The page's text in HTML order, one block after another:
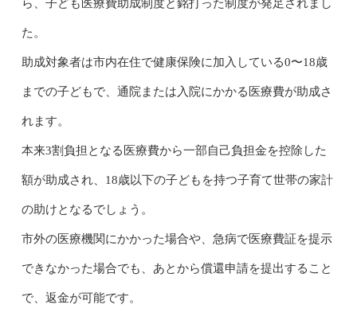
ら、子ども医療費助成制度と銘打った制度が発足されまし
た。
助成対象者は市内在住で健康保険に加入している0〜18歳
までの子どもで、通院または入院にかかる医療費が助成さ
れます。
本来3割負担となる医療費から一部自己負担金を控除した
額が助成され、18歳以下の子どもを持つ子育て世帯の家計
の助けとなるでしょう。
市外の医療機関にかかった場合や、急病で医療費証を提示
できなかった場合でも、あとから償還申請を提出すること
で、返金が可能です。